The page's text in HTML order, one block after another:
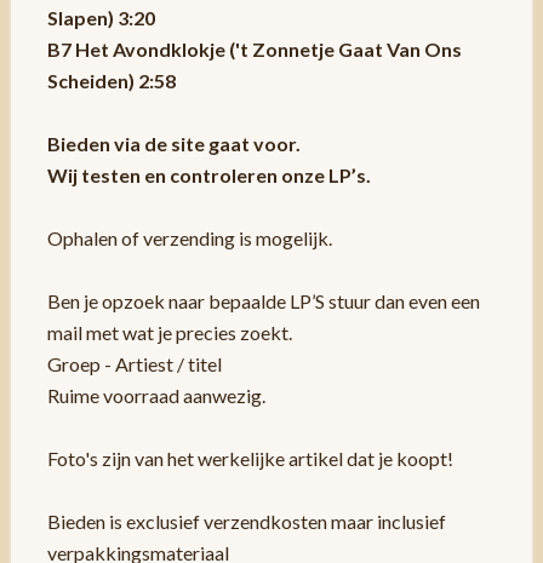
Slapen) 3:20
B7 Het Avondklokje ('t Zonnetje Gaat Van Ons
Scheiden) 2:58
Bieden via de site gaat voor.
Wij testen en controleren onze LP’s.
Ophalen of verzending is mogelijk.
Ben je opzoek naar bepaalde LP’S stuur dan even een
mail met wat je precies zoekt.
Groep - Artiest / titel
Ruime voorraad aanwezig.
Foto's zijn van het werkelijke artikel dat je koopt!
Bieden is exclusief verzendkosten maar inclusief
verpakkingsmateriaal